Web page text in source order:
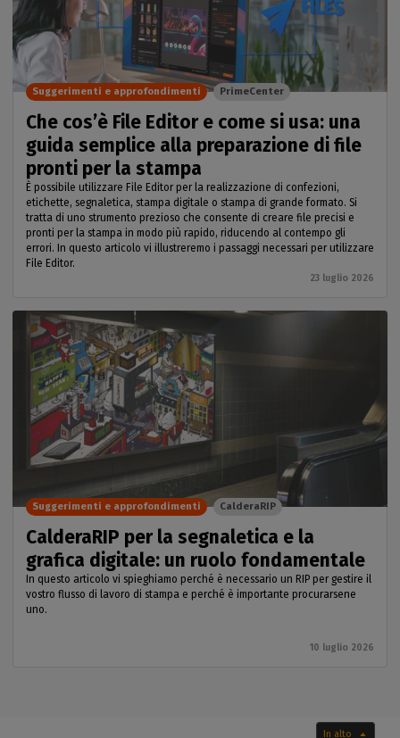
Che cos’è File Editor e come si usa: una
guida semplice alla preparazione di file
pronti per la stampa
È possibile utilizzare File Editor per la realizzazione di confezioni,
etichette, segnaletica, stampa digitale o stampa di grande formato. Si
tratta di uno strumento prezioso che consente di creare file precisi e
pronti per la stampa in modo più rapido, riducendo al contempo gli
errori. In questo articolo vi illustreremo i passaggi necessari per utilizzare
File Editor.
23 luglio 2026
Suggerimenti e approfondimenti PrimeCenter
CalderaRIP per la segnaletica e la
grafica digitale: un ruolo fondamentale
In questo articolo vi spieghiamo perché è necessario un RIP per gestire il
vostro flusso di lavoro di stampa e perché è importante procurarsene
uno.
10 luglio 2026
Suggerimenti e approfondimenti CalderaRIP
In alto